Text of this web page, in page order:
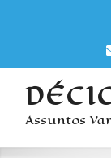
Assuntos